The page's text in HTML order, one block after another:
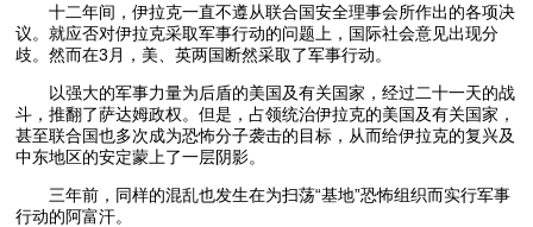
十二年间，伊拉克一直不遵从联合国安全理事会所作出的各项决
议。就应否对伊拉克采取军事行动的问题上，国际社会意见出现分
歧。然而在3月，美、英两国断然采取了军事行动。
以强大的军事力量为后盾的美国及有关国家，经过二十一天的战
斗，推翻了萨达姆政权。但是，占领统治伊拉克的美国及有关国家，
甚至联合国也多次成为恐怖分子袭击的目标，从而给伊拉克的复兴及
中东地区的安定蒙上了一层阴影。
三年前，同样的混乱也发生在为扫荡“基地”恐怖组织而实行军事
行动的阿富汗。